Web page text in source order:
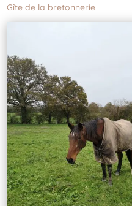
Gîte de la bretonnerie